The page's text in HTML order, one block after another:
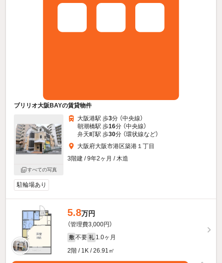
ブリリオ大阪BAYの賃貸物件
すべての写真
大阪港駅 歩3分 （中央線）
朝潮橋駅 歩16分 （中央線）
弁天町駅 歩30分 （環状線など）
大阪府大阪市港区築港１丁目
3階建 / 9年2ヶ月 / 木造
駐輪場あり
5.8万円
（管理費3,000円）
敷 不要 礼 1.0ヶ月
2階 / 1K / 26.91㎡